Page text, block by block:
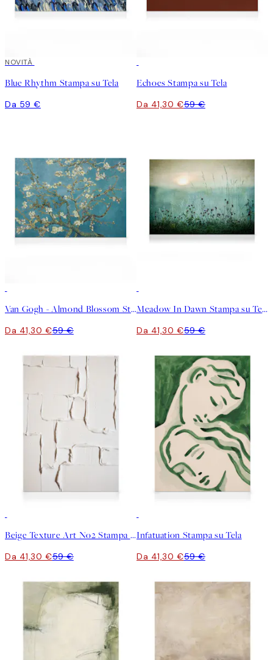
NOVITÀ
Blue Rhythm Stampa su Tela
Da 59 €
Echoes Stampa su Tela
Da 41,30 €59 €
Van Gogh - Almond Blossom Stampa su Tela
Da 41,30 €59 €
Meadow In Dawn Stampa su Tela
Da 41,30 €59 €
Beige Texture Art No2 Stampa su Tela
Da 41,30 €59 €
Infatuation Stampa su Tela
Da 41,30 €59 €